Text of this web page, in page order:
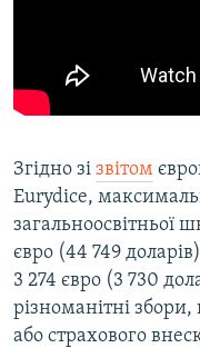
Згідно зі звітом
Eurydice,
загальноосвітньої
євро (44 749
3 274 євро (3 730
різноманітні
або страхового